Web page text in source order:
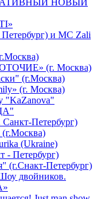
НОВЫЙ
и MC Zali
(г. Москва)
(г.Москва)
(г. Москва)
"KaZanova"
Петербург)
(Ukraine)
- Петербург)
(г.Снакт-Петербург)
двойников.